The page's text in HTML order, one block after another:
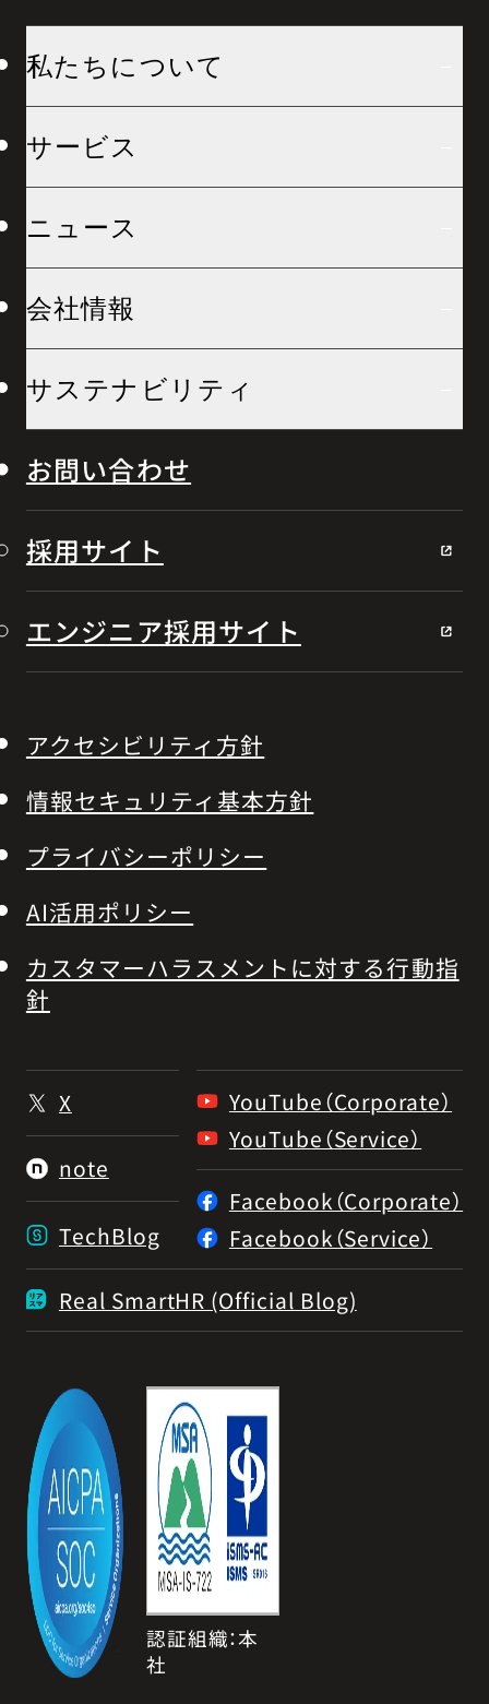
私たちについて
サービス
ニュース
会社情報
サステナビリティ
お問い合わせ
採用サイト
エンジニア採用サイト
アクセシビリティ方針
情報セキュリティ基本方針
プライバシーポリシー
AI活用ポリシー
カスタマーハラスメントに対する行動指
針
X
note
TechBlog
YouTube（Corporate）
YouTube（Service）
Facebook（Corporate）
Facebook（Service）
Real SmartHR (Official Blog)
認証組織：本
社